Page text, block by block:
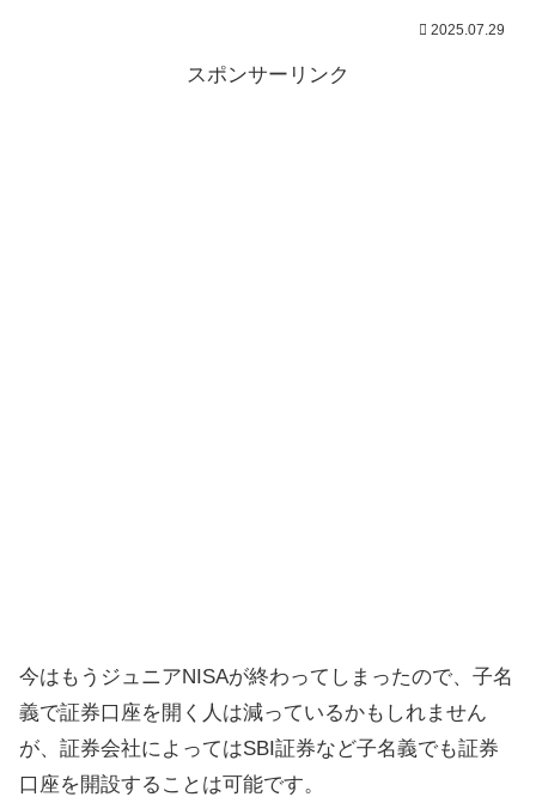
2025.07.29
スポンサーリンク
今はもうジュニアNISAが終わってしまったので、子名
義で証券口座を開く人は減っているかもしれません
が、証券会社によってはSBI証券など子名義でも証券
口座を開設することは可能です。